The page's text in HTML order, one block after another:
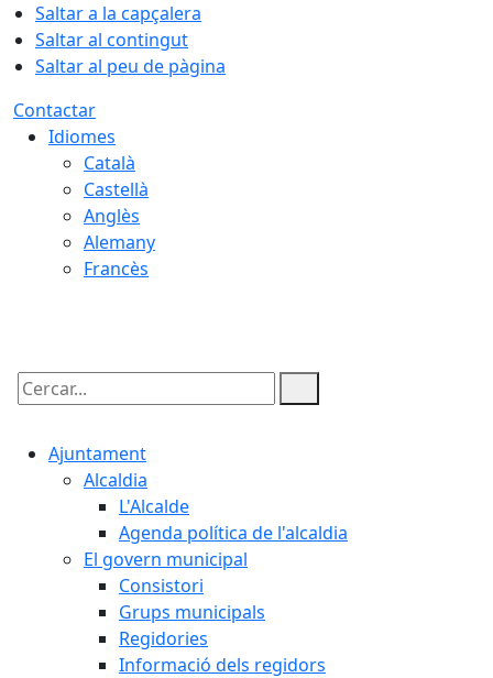
Saltar a la capçalera
Saltar al contingut
Saltar al peu de pàgina
Contactar
Idiomes
Català
Castellà
Anglès
Alemany
Francès
Cercar:
Ajuntament
Alcaldia
L'Alcalde
Agenda política de l'alcaldia
El govern municipal
Consistori
Grups municipals
Regidories
Informació dels regidors